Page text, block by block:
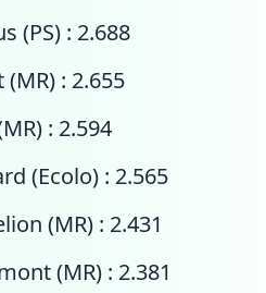
(PS) : 2.688
: 2.655
: 2.594
(Ecolo) : 2.565
(MR) : 2.431
(MR) : 2.381